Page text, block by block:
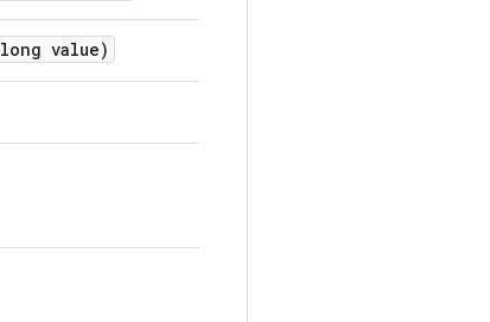
long value)